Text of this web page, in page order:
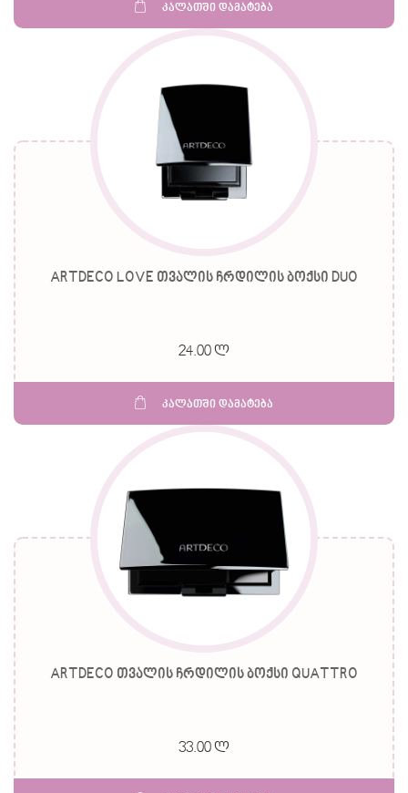
კალათში დამატება
ARTDECO LOVE თვალის ჩრდილის ბოქსი DUO
24.00 ლ
კალათში დამატება
ARTDECO თვალის ჩრდილის ბოქსი QUATTRO
33.00 ლ